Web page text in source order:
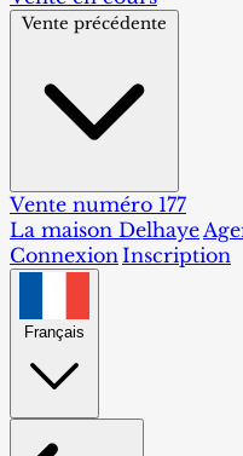
Vente précédente
Vente numéro 177
La maison Delhaye
ConnexionInscription
Français